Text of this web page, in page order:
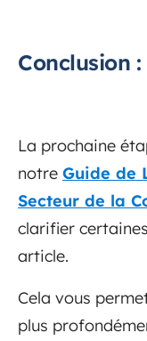
Conclusion :
La prochaine
notre Guide de
Secteur de la
clarifier
article.
Cela vous
plus